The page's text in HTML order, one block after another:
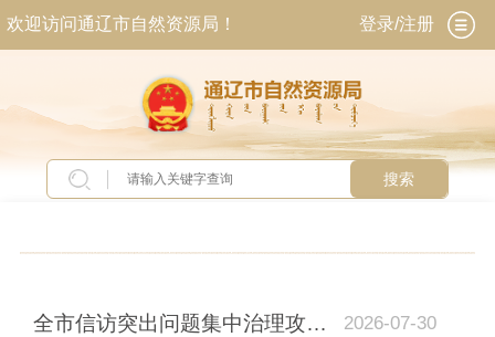
欢迎访问通辽市自然资源局！ 登录/注册
搜索
当前位置：首页>新闻中心>今日关注
全市信访突出问题集中治理攻坚专项行动督查工作组到通辽市自然资源局督... 2026-07-30